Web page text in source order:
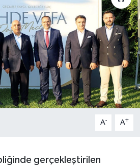
A- A+
gerçekleştirilen